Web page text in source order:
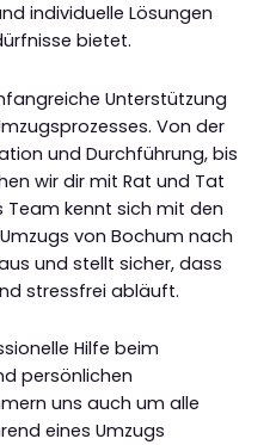
individuelle Lösungen
bietet.
Unterstützung
Von der
und Durchführung, bis
wir dir mit Rat und Tat
Team kennt sich mit den
von Bochum nach
und stellt sicher, dass
stressfrei abläuft.
Hilfe beim
persönlichen
uns auch um alle
eines Umzugs